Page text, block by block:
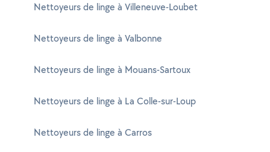
Nettoyeurs de linge à Villeneuve-Loubet
Nettoyeurs de linge à Valbonne
Nettoyeurs de linge à Mouans-Sartoux
Nettoyeurs de linge à La Colle-sur-Loup
Nettoyeurs de linge à Carros